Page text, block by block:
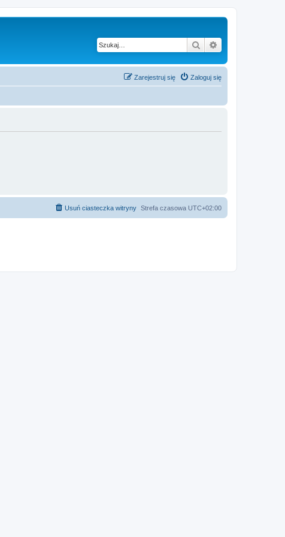
Szukaj
Zaloguj się
Zarejestruj się
Strefa czasowa UTC+02:00
Usuń ciasteczka witryny